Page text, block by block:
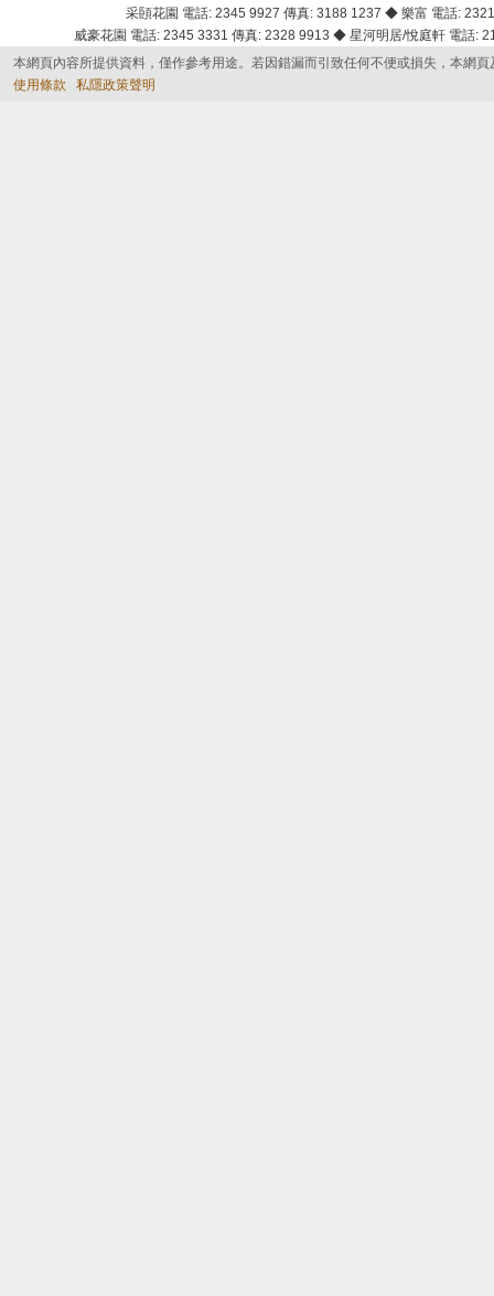
采頣花園 電話: 2345 9927 傳真: 3188 1237 ◆ 樂富 電話:
威豪花園 電話: 2345 3331 傳真: 2328 9913 ◆ 星河明居/悅庭軒 電話
本網頁內容所提供資料，僅作參考用途。若因錯漏而引致任何不便或損失，本網
使用條款
私隱政策聲明